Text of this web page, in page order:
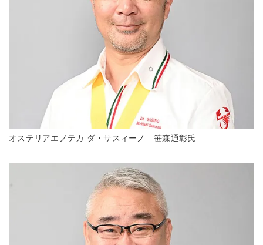
オステリアエノテカ ダ・サスィーノ 笹森通彰氏